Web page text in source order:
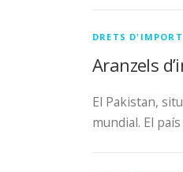
DRETS
Aranzels
El Pakistan,
mundial. El